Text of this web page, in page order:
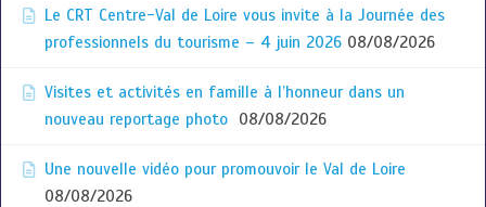
Le CRT Centre-Val de Loire vous invite à la Journée des
professionnels du tourisme – 4 juin 2026 08/08/2026
Visites et activités en famille à l’honneur dans un
nouveau reportage photo
08/08/2026
Une nouvelle vidéo pour promouvoir le Val de Loire
08/08/2026